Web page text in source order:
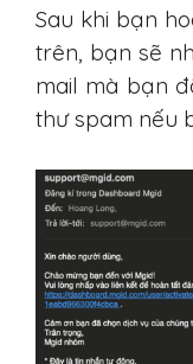
Sau khi bạn
trên, bạn sẽ
mail mà bạn
thư spam nếu